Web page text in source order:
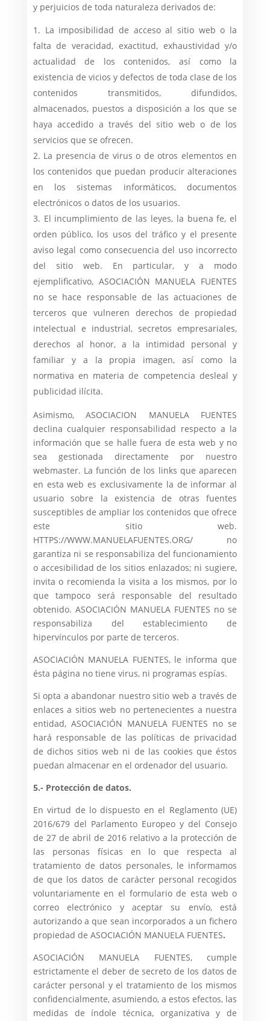
y perjuicios de toda naturaleza derivados de:
La imposibilidad de acceso al sitio web o la
falta de veracidad, exactitud, exhaustividad y/o
actualidad de los contenidos, así como la
existencia de vicios y defectos de toda clase de los
contenidos transmitidos, difundidos,
almacenados, puestos a disposición a los que se
haya accedido a través del sitio web o de los
servicios que se ofrecen.
La presencia de virus o de otros elementos en
los contenidos que puedan producir alteraciones
en los sistemas informáticos, documentos
electrónicos o datos de los usuarios.
El incumplimiento de las leyes, la buena fe, el
orden público, los usos del tráfico y el presente
aviso legal como consecuencia del uso incorrecto
del sitio web. En particular, y a modo
ejemplificativo, ASOCIACIÓN MANUELA FUENTES
no se hace responsable de las actuaciones de
terceros que vulneren derechos de propiedad
intelectual e industrial, secretos empresariales,
derechos al honor, a la intimidad personal y
familiar y a la propia imagen, así como la
normativa en materia de competencia desleal y
publicidad ilícita.
Asimismo, ASOCIACION MANUELA FUENTES
declina cualquier responsabilidad respecto a la
información que se halle fuera de esta web y no
sea gestionada directamente por nuestro
webmaster. La función de los links que aparecen
en esta web es exclusivamente la de informar al
usuario sobre la existencia de otras fuentes
susceptibles de ampliar los contenidos que ofrece
este sitio web.
HTTPS://WWW.MANUELAFUENTES.ORG/ no
garantiza ni se responsabiliza del funcionamiento
o accesibilidad de los sitios enlazados; ni sugiere,
invita o recomienda la visita a los mismos, por lo
que tampoco será responsable del resultado
obtenido. ASOCIACIÓN MANUELA FUENTES no se
responsabiliza del establecimiento de
hipervínculos por parte de terceros.
ASOCIACIÓN MANUELA FUENTES, le informa que
ésta página no tiene virus, ni programas espías.
Si opta a abandonar nuestro sitio web a través de
enlaces a sitios web no pertenecientes a nuestra
entidad, ASOCIACIÓN MANUELA FUENTES no se
hará responsable de las políticas de privacidad
de dichos sitios web ni de las cookies que éstos
puedan almacenar en el ordenador del usuario.
5.- Protección de datos.
En virtud de lo dispuesto en el Reglamento (UE)
2016/679 del Parlamento Europeo y del Consejo
de 27 de abril de 2016 relativo a la protección de
las personas físicas en lo que respecta al
tratamiento de datos personales, le informamos
de que los datos de carácter personal recogidos
voluntariamente en el formulario de esta web o
correo electrónico y aceptar su envío, está
autorizando a que sean incorporados a un fichero
propiedad de ASOCIACIÓN MANUELA FUENTES.
ASOCIACIÓN MANUELA FUENTES, cumple
estrictamente el deber de secreto de los datos de
carácter personal y el tratamiento de los mismos
confidencialmente, asumiendo, a estos efectos, las
medidas de índole técnica, organizativa y de